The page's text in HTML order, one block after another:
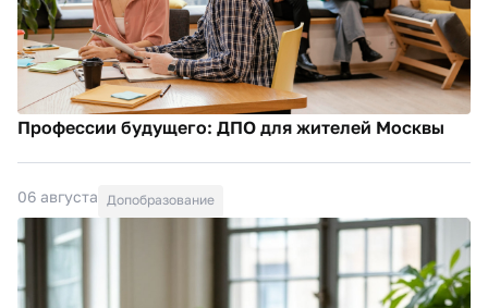
Профессии будущего: ДПО для жителей Москвы
06 августа Допобразование